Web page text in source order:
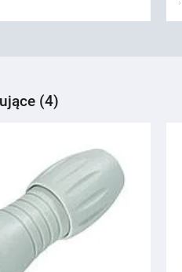
(4)